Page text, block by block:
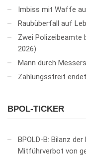
Imbiss mit Waffe
Raubüberfall auf
Zwei Polizeibeamte
2026
Mann durch
Zahlungsstreit
BPOL-TICKER
BPOLD-B: Bilanz
Mitführverbot von